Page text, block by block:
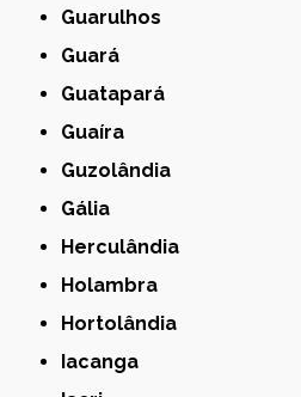
Guarulhos
Guará
Guatapará
Guaíra
Guzolândia
Gália
Herculândia
Holambra
Hortolândia
Iacanga